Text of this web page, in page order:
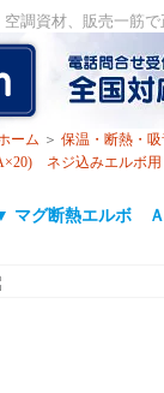
調資材、販売一筋
ーム ＞ 保温・断熱・
ネジ込みエルボ用
マグ断熱エルボ